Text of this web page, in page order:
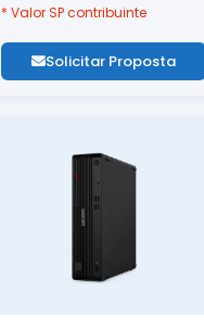
* Valor SP contribuinte
Solicitar Proposta